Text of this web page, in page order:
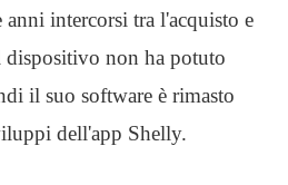
intercorsi tra l'acquisto e
dispositivo non ha potuto
il suo software è rimasto
dell'app Shelly.